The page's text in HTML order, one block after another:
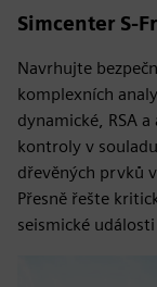
Simcenter S-
Navrhujte
komplexních
dynamické, RSA
kontroly v
dřevěných prvků
Přesně řešte
seismické